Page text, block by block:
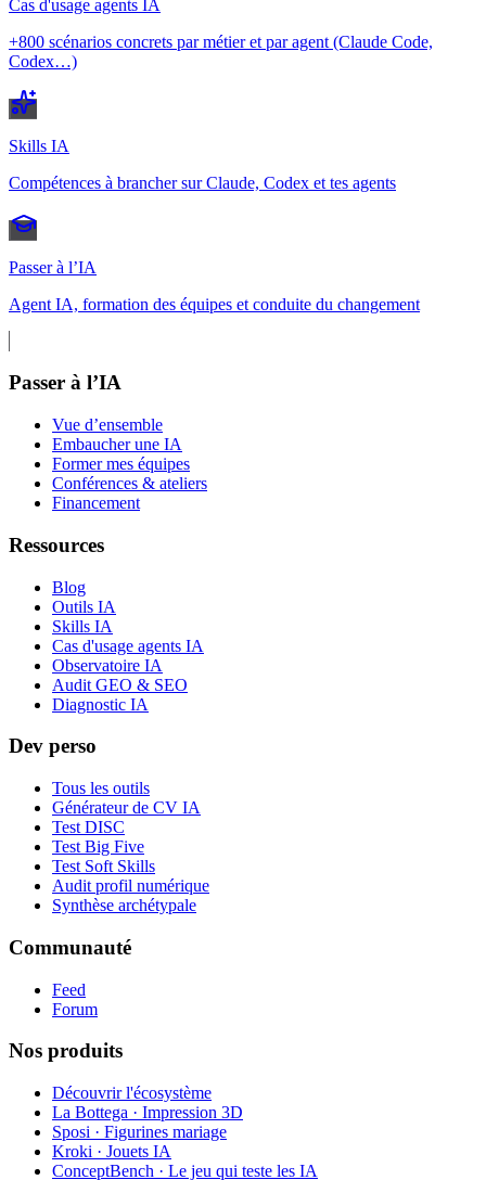
Cas d'usage agents IA
+800 scénarios concrets par métier et par agent (Claude Code,
Codex…)
Skills IA
Compétences à brancher sur Claude, Codex et tes agents
Passer à l’IA
Agent IA, formation des équipes et conduite du changement
Passer à l’IA
Vue d’ensemble
Embaucher une IA
Former mes équipes
Conférences & ateliers
Financement
Ressources
Blog
Outils IA
Skills IA
Cas d'usage agents IA
Observatoire IA
Audit GEO & SEO
Diagnostic IA
Dev perso
Tous les outils
Générateur de CV IA
Test DISC
Test Big Five
Test Soft Skills
Audit profil numérique
Synthèse archétypale
Communauté
Feed
Forum
Nos produits
Découvrir l'écosystème
La Bottega · Impression 3D
Sposi · Figurines mariage
Kroki · Jouets IA
ConceptBench · Le jeu qui teste les IA